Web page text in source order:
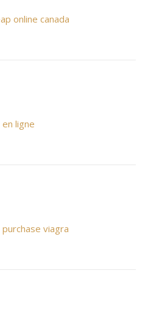
online canada
ligne
viagra